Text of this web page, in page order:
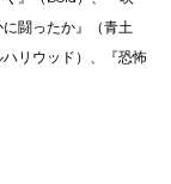
闘ったか』（青土
リウッド）、『恐怖